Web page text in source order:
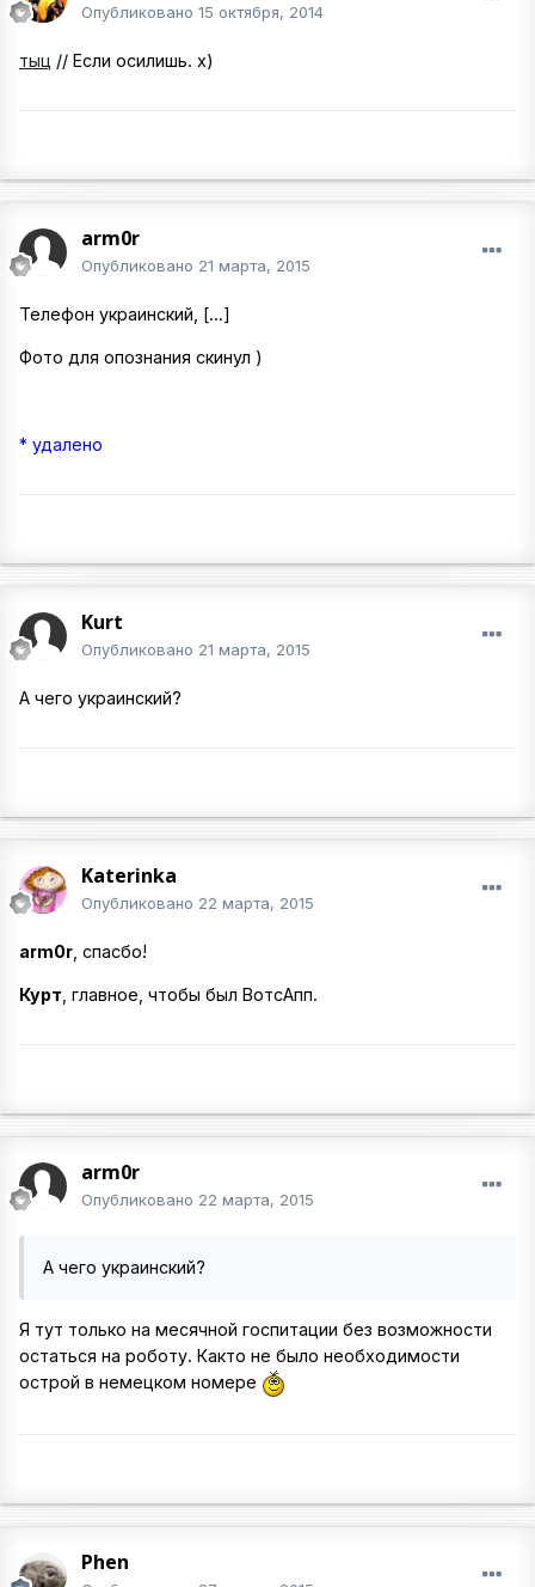
Опубликовано 15 октября, 2014
тыц // Если осилишь. х)
arm0r
Опубликовано 21 марта, 2015
Телефон украинский, [...]
Фото для опознания скинул )
* удалено
Kurt
Опубликовано 21 марта, 2015
А чего украинский?
Katerinka
Опубликовано 22 марта, 2015
arm0r , спасбо!
Курт , главное, чтобы был ВотсАпп.
arm0r
Опубликовано 22 марта, 2015
А чего украинский?
Я тут только на месячной госпитации без возможности
остаться на роботу. Както не было необходимости
острой в немецком номере
Phen